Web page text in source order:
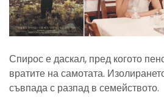
Спирос е даскал, пред когото
вратите на самотата.
съвпада с разпад в семейството.